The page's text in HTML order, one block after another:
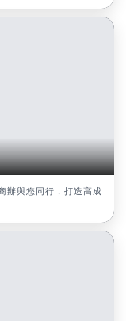
辦與您同行，打造高成